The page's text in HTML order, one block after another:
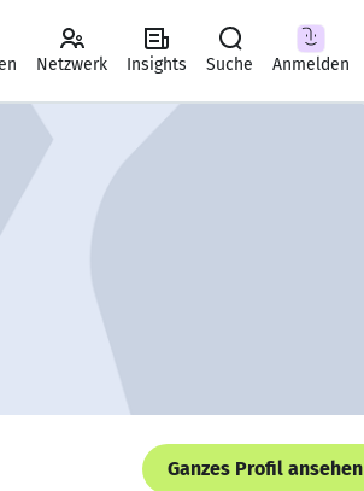
Netzwerk Insights Suche Anmelden
Ganzes Profil ansehen